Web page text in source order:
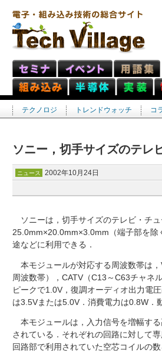
テクノロジ トレンドウォッチ コ
ソニー，切手サイズのテレ
ニュース 2002年10月24日
ソニーは，切手サイズのテレビ・チ
25.0mm×20.0mm×3.0mm（端子部を除
途などに利用できる．
本モジュールが対応する周波数帯は
周波数帯），CATV（C13～C63チャネ
ピークで1.0V，復調オーディオ出力電
は3.5Vまたは5.0V．消費電力は0.8W
本モジュールは，入力信号を増幅す
されている．それぞれの回路に対して
回路部で利用されていた空芯コイルの